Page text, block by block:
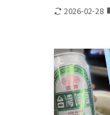
2026-02-28